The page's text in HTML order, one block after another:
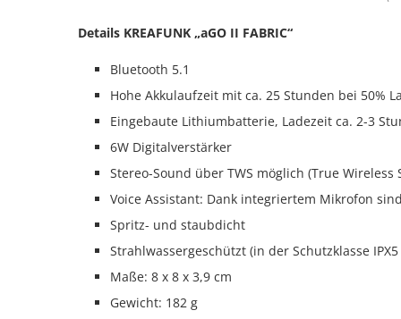
Details KREAFUNK „aGO II FABRIC“
Bluetooth 5.1
Hohe Akkulaufzeit mit ca. 25 Stunden bei 50%
Eingebaute Lithiumbatterie, Ladezeit ca. 2-3
6W Digitalverstärker
Stereo-Sound über TWS möglich (True Wireless
Voice Assistant: Dank integriertem Mikrofon
Spritz- und staubdicht
Strahlwassergeschützt (in der Schutzklasse
Maße: 8 x 8 x 3,9 cm
Gewicht: 182 g